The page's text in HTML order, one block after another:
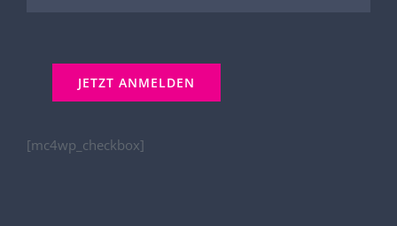
[mc4wp_checkbox]